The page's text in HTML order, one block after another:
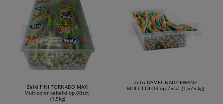
Żelki FINI TORNADO MAXI
Multicolor kabelki op.60szt.
(1,5kg)
Żelki DAMEL NADZIEWANE
MULTICOLOR op.75szt.(1,575 kg)